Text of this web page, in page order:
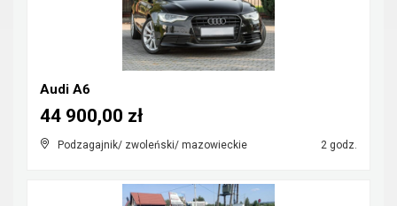
Audi A6
Podzagajnik/ zwoleński/ mazowieckie 2 godz.
44 900,00 zł